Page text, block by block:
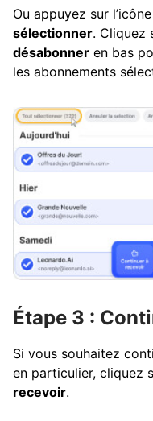
Ou appuyez sur
sélectionner. Cliquez
désabonner en bas
les abonnements
Étape 3 :
Si vous souhaitez
en particulier, cliquez
recevoir.